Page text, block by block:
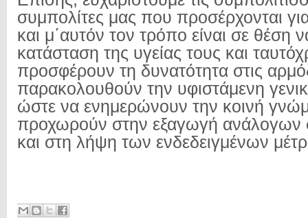
συμπολίτες μας που προσέρχονται για
και μ΄αυτόν τον τρόπο είναι σε θέση
κατάσταση της υγείας τους και
προσφέρουν τη δυνατότητα στις
παρακολουθούν την υφιστάμενη
ώστε να ενημερώνουν την κοινή
προχωρούν στην εξαγωγή
και στη λήψη των ενδεδειγμένων